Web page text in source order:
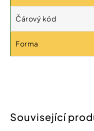
Čárový kód
Forma